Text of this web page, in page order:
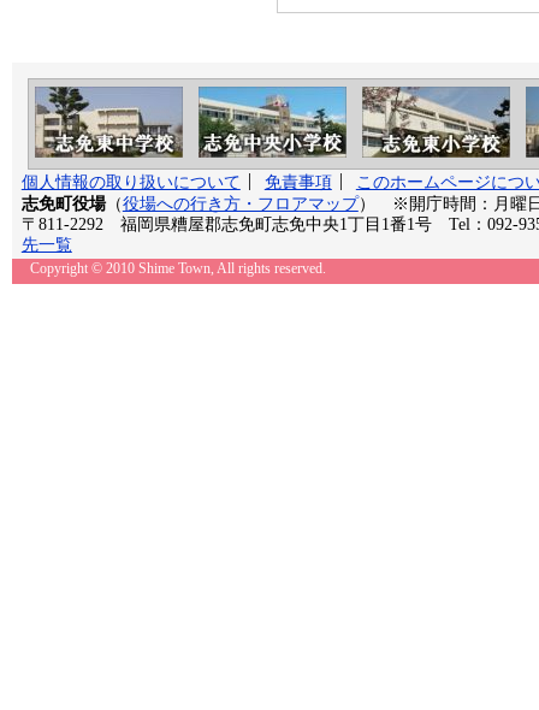
個人情報の取り扱いについて 免責事項
このホームページにつ
志免町役場（役場への行き方・フロアマップ） ※開庁時間：月曜日
〒811-2292 福岡県糟屋郡志免町志免中央1丁目1番1号 Tel：092-
先一覧
Copyright © 2010 Shime Town, All rights reserved.